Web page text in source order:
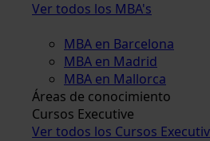
Ver todos los MBA's
MBA en Barcelona
MBA en Madrid
MBA en Mallorca
Áreas de conocimiento
Cursos Executive
Ver todos los Cursos